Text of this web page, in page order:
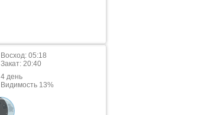
Восход: 05:18
Закат: 20:40
4 день
Видимость 13%